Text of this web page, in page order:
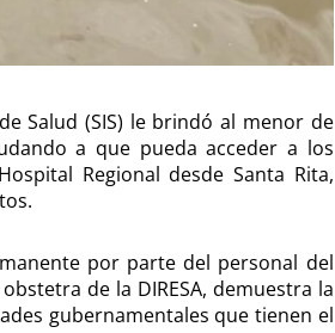
Salud (SIS) le brindó al menor de
a que pueda acceder a los
Regional desde Santa Rita,
por parte del personal del
de la DIRESA, demuestra la
gubernamentales que tienen el